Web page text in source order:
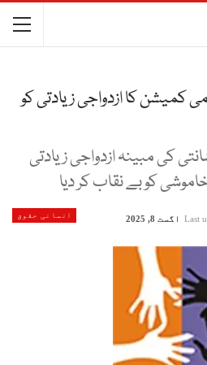
کمیشن کا ازدواجی زیادتی کو
کی مبینہ ازدواجی زیادتی
کو بے نقاب کر دیا
انسانی حقوق Last اگست 8, 2025